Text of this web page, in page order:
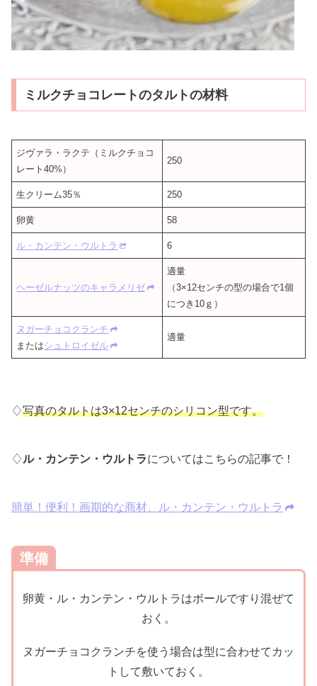
ミルクチョコレートのタルトの材料
ジヴァラ・ラクテ（ミルクチョコ
レート40%）
250
生クリーム35％ 250
卵黄 58
ル・カンテン・ウルトラ 6
ヘーゼルナッツのキャラメリゼ
適量
（3×12センチの型の場合で1個
につき10ｇ）
ヌガーチョコクランチ
またはシュトロイゼル
適量
♢写真のタルトは3×12センチのシリコン型です。
♢ル・カンテン・ウルトラについてはこちらの記事で！
簡単！便利！画期的な商材、ル・カンテン・ウルトラ
準備
卵黄・ル・カンテン・ウルトラはボールですり混ぜて
おく。
ヌガーチョコクランチを使う場合は型に合わせてカッ
トして敷いておく。